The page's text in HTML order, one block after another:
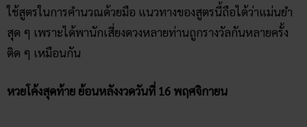
กว่าของยุทธนาเลย แต่ก็อย่างที่บอกเอาไว้ว่าเนื่องจากเป็นหวย
ซองจึงหาที่มาที่ไปชัด ๆ ไม่ได้ว่าเริ่มมาจากที่ใด แต่ก็หวยซองนี้
ใช้สูตรในการคำนวณด้วยมือ แนวทางของสูตรนี้ถือได้ว่าแม่นยำ
ติด ๆ เหมือนกัน